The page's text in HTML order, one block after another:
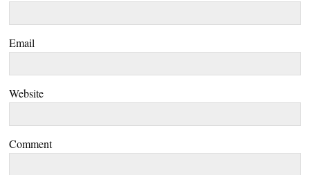
Email
Website
Comment